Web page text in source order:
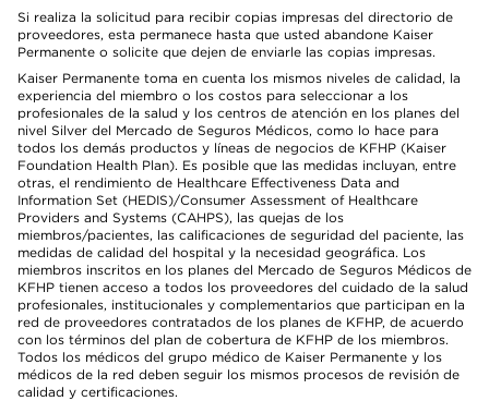
Si realiza la solicitud para recibir copias impresas del directorio de
proveedores, esta permanece hasta que usted abandone Kaiser
Permanente o solicite que dejen de enviarle las copias impresas.
Kaiser Permanente toma en cuenta los mismos niveles de calidad, la
experiencia del miembro o los costos para seleccionar a los
profesionales de la salud y los centros de atención en los planes del
nivel Silver del Mercado de Seguros Médicos, como lo hace para
todos los demás productos y líneas de negocios de KFHP (Kaiser
Foundation Health Plan). Es posible que las medidas incluyan, entre
otras, el rendimiento de Healthcare Effectiveness Data and
Information Set (HEDIS)/Consumer Assessment of Healthcare
Providers and Systems (CAHPS), las quejas de los
miembros/pacientes, las calificaciones de seguridad del paciente, las
medidas de calidad del hospital y la necesidad geográfica. Los
miembros inscritos en los planes del Mercado de Seguros Médicos de
KFHP tienen acceso a todos los proveedores del cuidado de la salud
profesionales, institucionales y complementarios que participan en la
red de proveedores contratados de los planes de KFHP, de acuerdo
con los términos del plan de cobertura de KFHP de los miembros.
Todos los médicos del grupo médico de Kaiser Permanente y los
médicos de la red deben seguir los mismos procesos de revisión de
calidad y certificaciones.